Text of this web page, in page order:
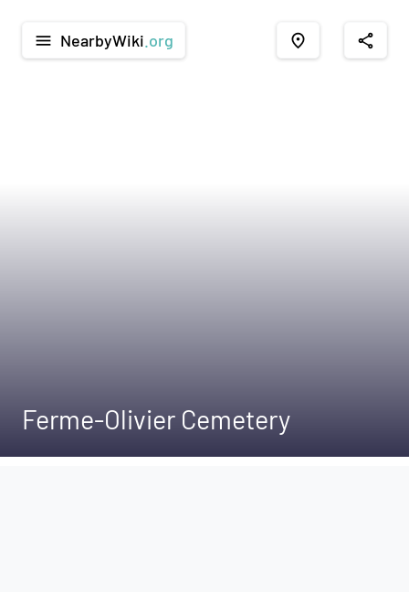
menu NearbyWiki .org place share
Ferme-Olivier Cemetery